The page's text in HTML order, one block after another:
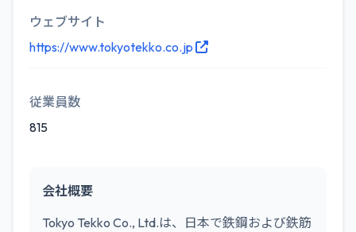
ウェブサイト
https://www.tokyotekko.co.jp
従業員数
815
会社概要
Tokyo Tekko Co., Ltd.は、日本で鉄鋼および鉄筋